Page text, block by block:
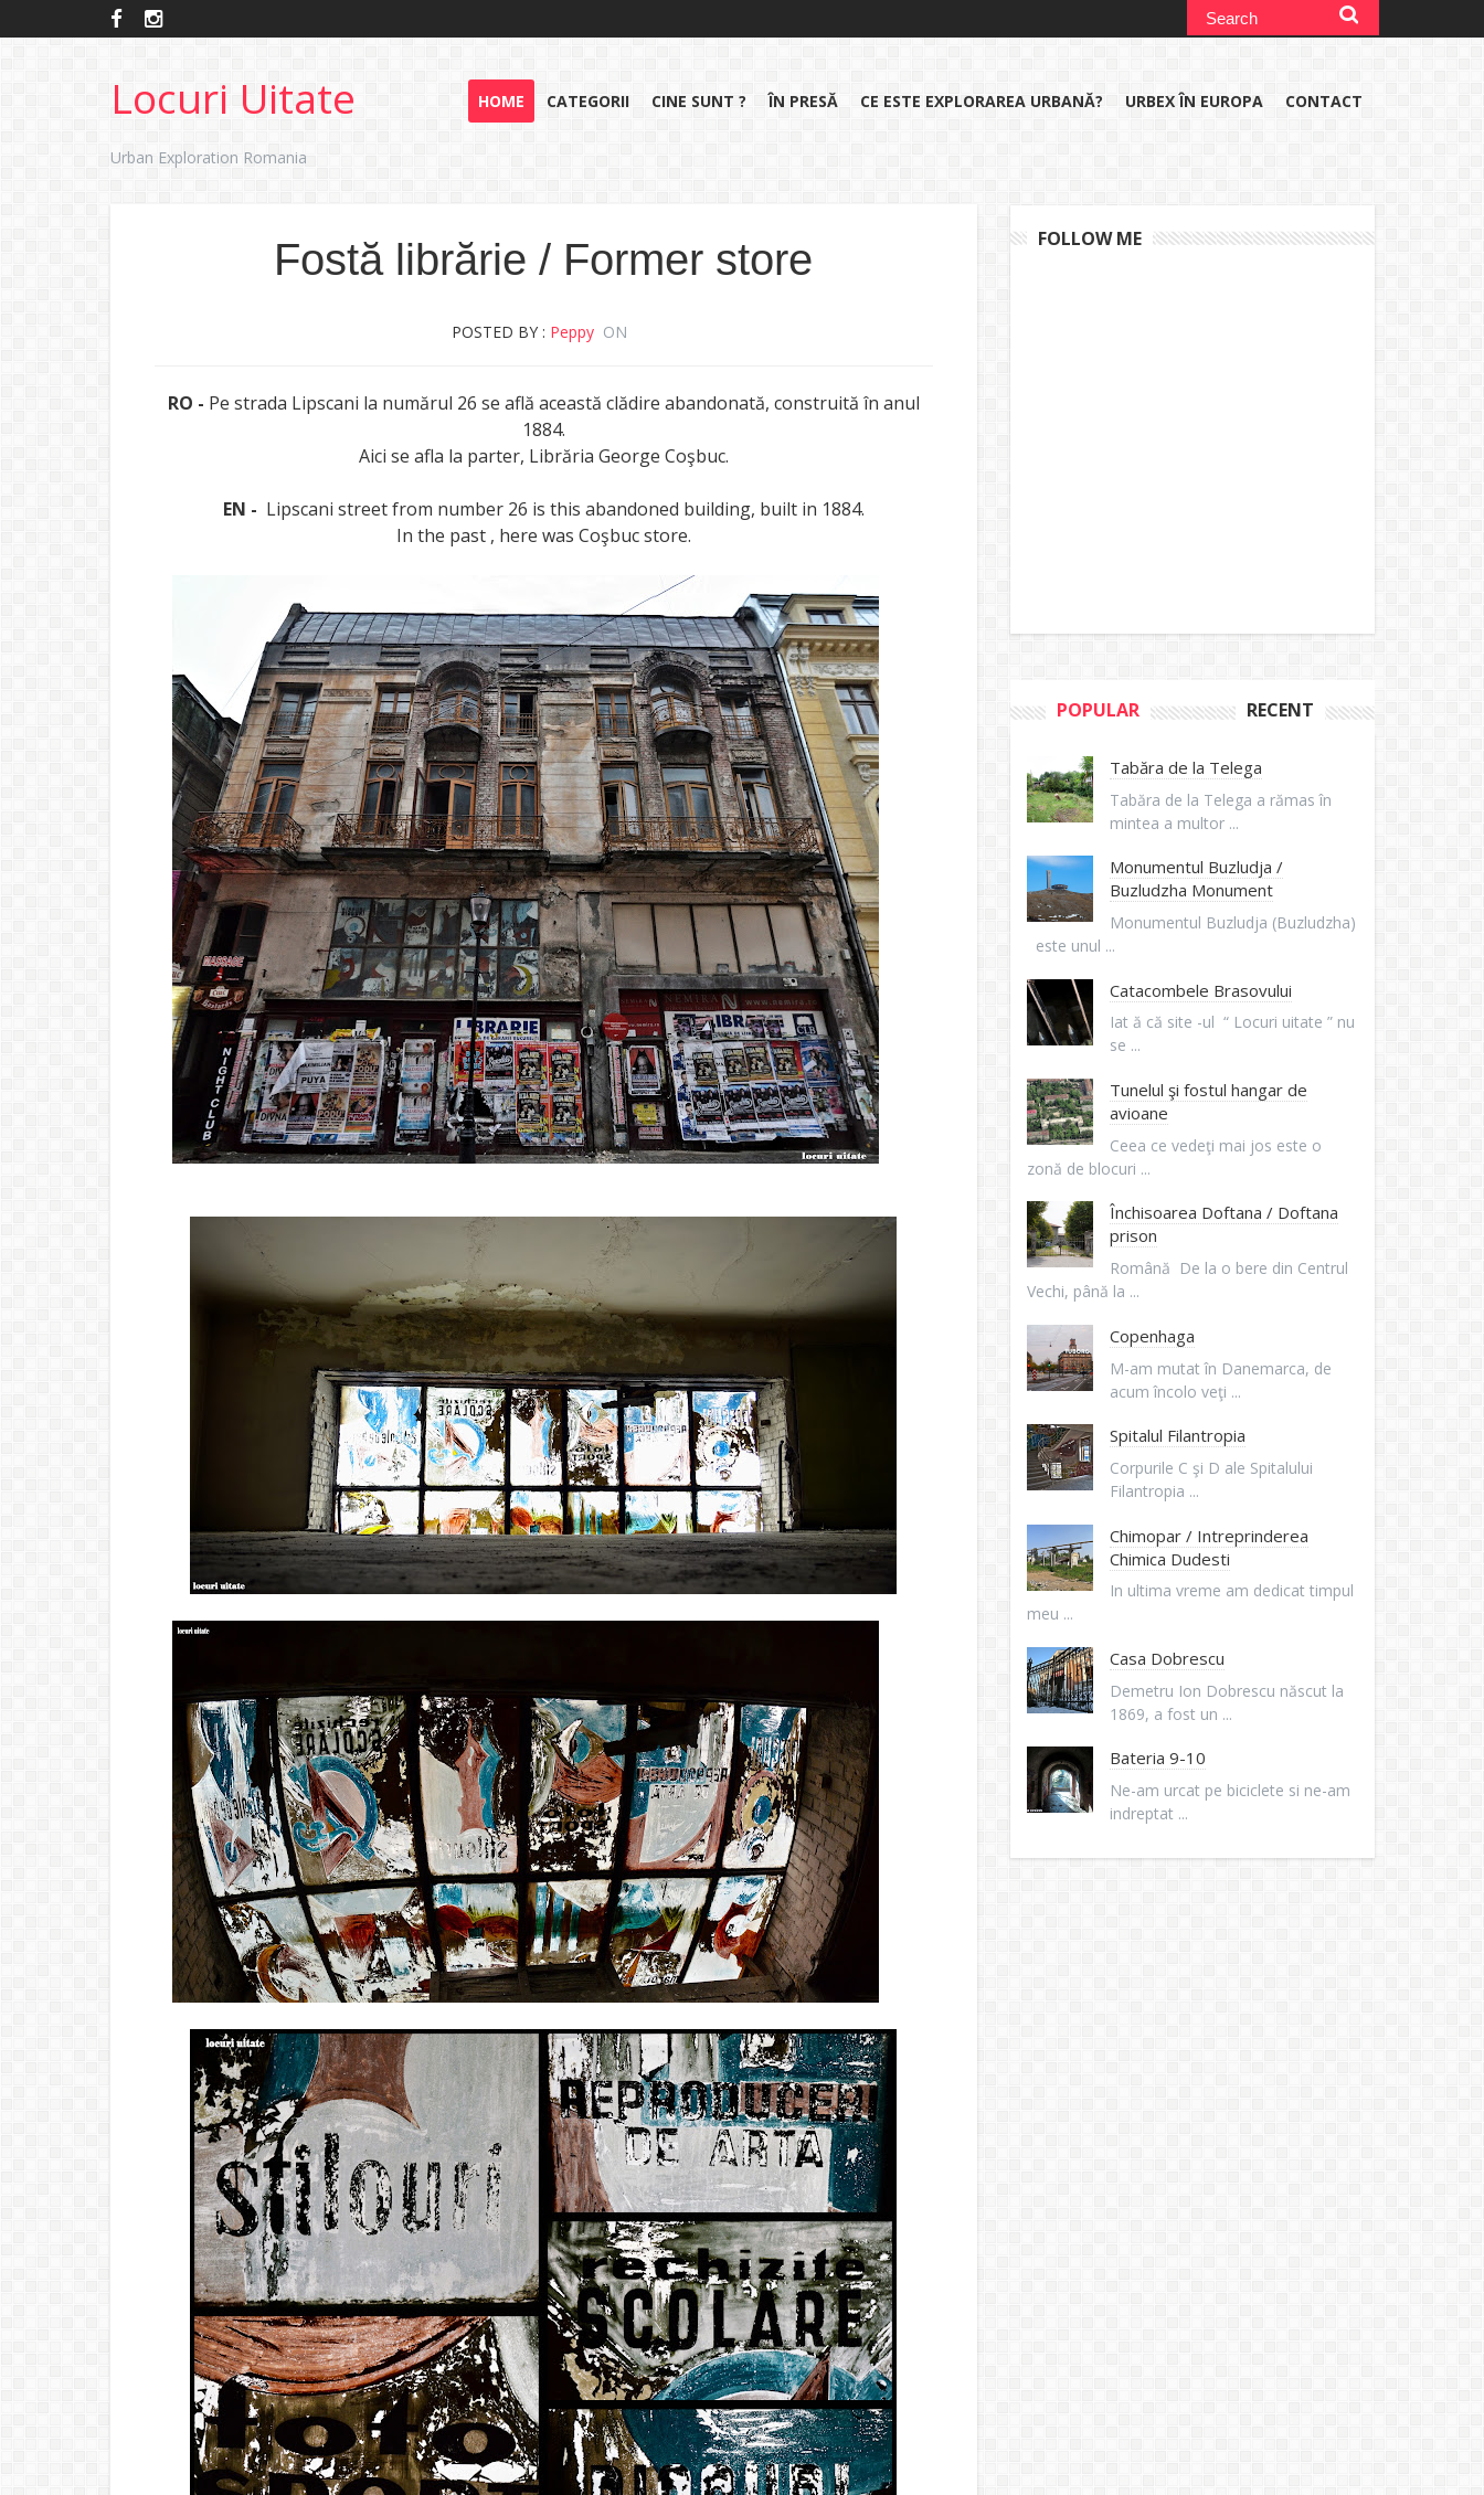
Locuri Uitate
Urban Exploration Romania
HOME CATEGORII CINE SUNT ? ÎN PRESĂ CE ESTE EXPLORAREA URBANĂ? URBEX ÎN EUROPA CONTACT
Fostă librărie / Former store
POSTED BY : Peppy ON
RO - Pe strada Lipscani la numărul 26 se află această clădire abandonată, construită în anul
1884.
Aici se afla la parter, Librăria George Coşbuc.
EN - Lipscani street from number 26 is this abandoned building, built in 1884.
In the past , here was Coşbuc store.
FOLLOW ME
POPULAR RECENT
Tabăra de la Telega
Tabăra de la Telega a rămas în
mintea a multor ...
Monumentul Buzludja /
Buzludzha Monument
Monumentul Buzludja (Buzludzha)
este unul ...
Catacombele Brasovului
Iat ă că site -ul “ Locuri uitate ” nu
se ...
Tunelul şi fostul hangar de
avioane
Ceea ce vedeţi mai jos este o
zonă de blocuri ...
Închisoarea Doftana / Doftana
prison
Română De la o bere din Centrul
Vechi, până la ...
Copenhaga
M-am mutat în Danemarca, de
acum încolo veţi ...
Spitalul Filantropia
Corpurile C şi D ale Spitalului
Filantropia ...
Chimopar / Intreprinderea
Chimica Dudesti
In ultima vreme am dedicat timpul
meu ...
Casa Dobrescu
Demetru Ion Dobrescu născut la
1869, a fost un ...
Bateria 9-10
Ne-am urcat pe biciclete si ne-am
indreptat ...